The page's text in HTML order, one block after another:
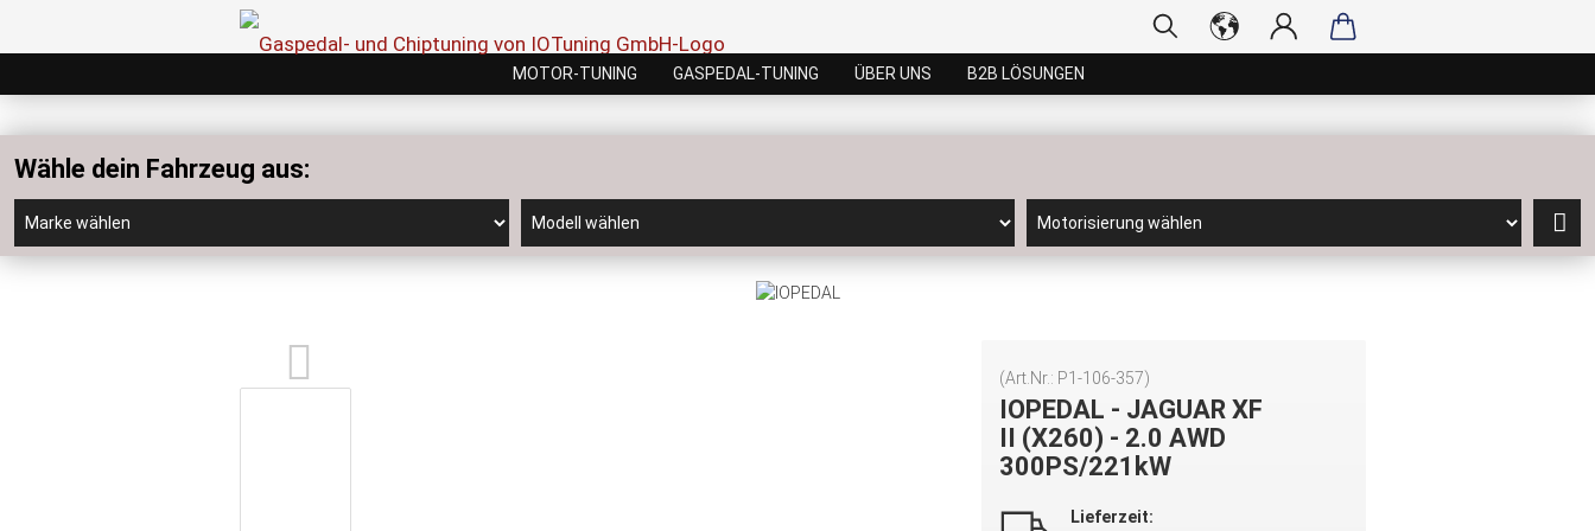
MOTOR-TUNING GASPEDAL-TUNING ÜBER UNS B2B LÖSUNGEN
Wähle dein Fahrzeug aus:
(Art.Nr.: P1-106-357)
IOPEDAL - JAGUAR XF
II (X260) - 2.0 AWD
300PS/221kW
Lieferzeit: